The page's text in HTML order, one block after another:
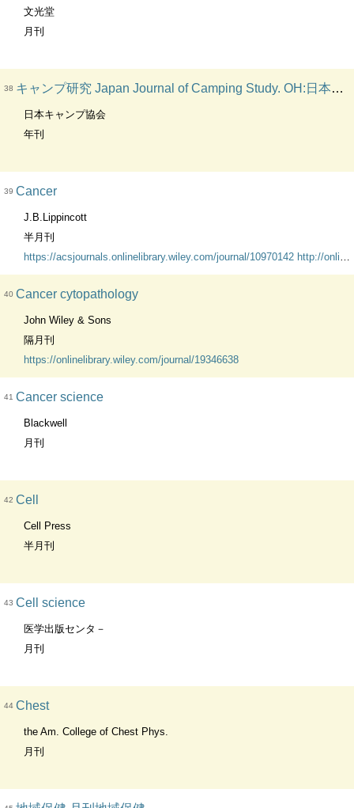
文光堂
月刊
38 キャンプ研究 Japan Journal of Camping Study. OH:日本キャンプ会議抄録集
日本キャンプ協会
年刊
39 Cancer
J.B.Lippincott
半月刊
https://acsjournals.onlinelibrary.wiley.com/journal/10970142 http://onlinelibrary.wiley.com/journal/10.1002/(ISSN)1097-0142
40 Cancer cytopathology
John Wiley & Sons
隔月刊
https://onlinelibrary.wiley.com/journal/19346638
41 Cancer science
Blackwell
月刊
42 Cell
Cell Press
半月刊
43 Cell science
医学出版センタ－
月刊
44 Chest
the Am. College of Chest Phys.
月刊